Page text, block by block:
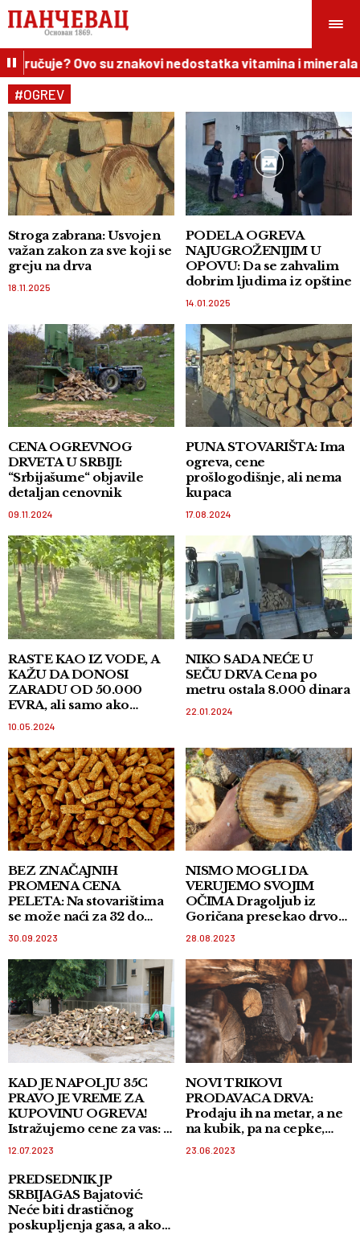
Ovo su znakovi nedostatka vitamina i minerala
#OGREV
Stroga zabrana: Usvojen
važan zakon za sve koji se
greju na drva
18.11.2025
PODELA OGREVA
NAJUGROŽENIJIM U
OPOVU: Da se zahvalim
dobrim ljudima iz opštine
14.01.2025
CENA OGREVNOG
DRVETA U SRBIJI:
“Srbijašume“ objavile
detaljan cenovnik
09.11.2024
PUNA STOVARIŠTA: Ima
ogreva, cene
prošlogodišnje, ali nema
kupaca
17.08.2024
RASTE KAO IZ VODE, A
KAŽU DA DONOSI
ZARADU OD 50.000
EVRA, ali samo ako
10.05.2024
NIKO SADA NEĆE U
SEČU DRVA Cena po
metru ostala 8.000 dinara
22.01.2024
BEZ ZNAČAJNIH
PROMENA CENA
PELETA: Na stovarištima
se može naći za 32 do
36.000 dinara
30.09.2023
NISMO MOGLI DA
VERUJEMO SVOJIM
OČIMA Dragoljub iz
Goričana presekao drvo
klena i ukazao mu se krst!
28.08.2023
KAD JE NAPOLJU 35C
PRAVO JE VREME ZA
KUPOVINU OGREVA!
Istražujemo cene za vas: U
„pijaci drva”
12.07.2023
NOVI TRIKOVI
PRODAVACA DRVA:
Prodaju ih na metar, a ne
na kubik, pa na cepke,
23.06.2023
PREDSEDNIK JP
SRBIJAGAS Bajatović:
Neće biti drastičnog
poskupljenja gasa, a ako